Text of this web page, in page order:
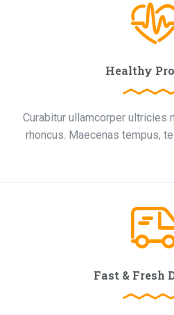
Healthy
Curabitur ullamcorper ultricies
rhoncus. Maecenas tempus,
Fast & Fresh